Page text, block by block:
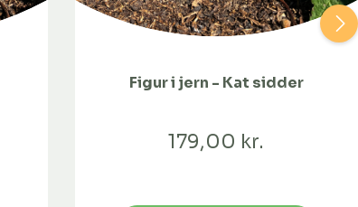
Figur i jern - Kat sidder
179,00 kr.